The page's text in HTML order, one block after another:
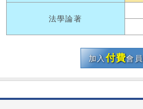
法學論著
加入付費會員